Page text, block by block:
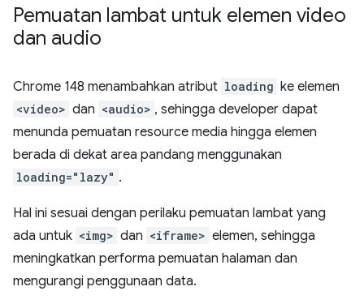
Pemuatan lambat untuk elemen video
dan audio
Chrome 148 menambahkan atribut loading ke elemen
<video> dan <audio> , sehingga developer dapat
menunda pemuatan resource media hingga elemen
berada di dekat area pandang menggunakan
loading="lazy" .
Hal ini sesuai dengan perilaku pemuatan lambat yang
ada untuk <img> dan <iframe> elemen, sehingga
meningkatkan performa pemuatan halaman dan
mengurangi penggunaan data.